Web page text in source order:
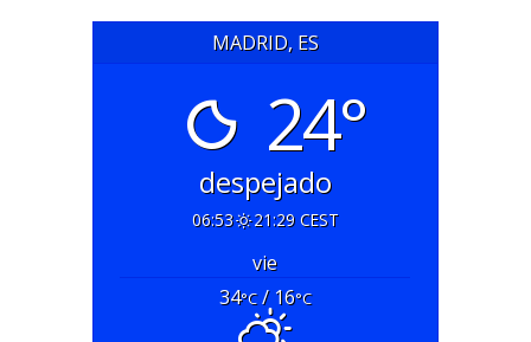
MADRID, ES
24°
despejado
06:53 21:29 CEST
vie
34°C/ 16°C